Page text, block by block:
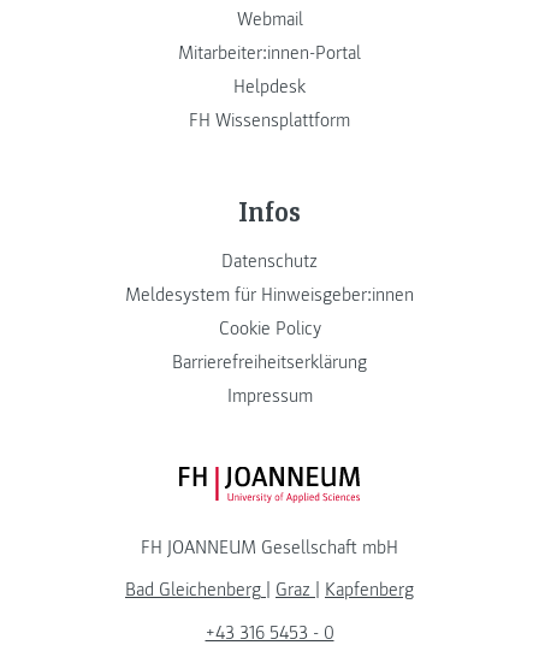
Webmail
Mitarbeiter:innen-Portal
Helpdesk
FH Wissensplattform
Infos
Datenschutz
Meldesystem für Hinweisgeber:innen
Cookie Policy
Barrierefreiheitserklärung
Impressum
FH JOANNEUM Logo
FH JOANNEUM Gesellschaft mbH
Bad Gleichenberg
Graz
Kapfenberg
+43 316 5453 - 0